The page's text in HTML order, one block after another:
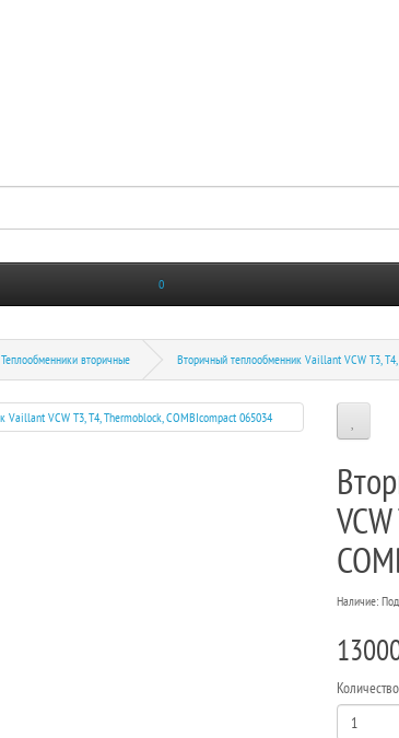
0
Теплообменники вторичные Вторичный теплообменник Vaillant VCW T3,
Наличие:
Количество